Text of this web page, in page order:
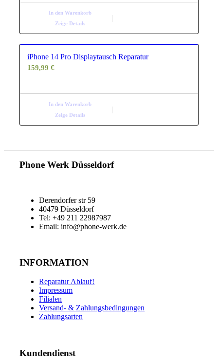
99,99 €
69,99 €.
In den Warenkorb
Zeige Details
iPhone 14 Pro Displaytausch Reparatur
159,99€
In den Warenkorb
Zeige Details
Phone Werk Düsseldorf
Derendorfer str 59
40479 Düsseldorf
Tel: +49 211 22987987
Email: info@phone-werk.de
INFORMATION
Reparatur Ablauf!
Impressum
Filialen
Versand- & Zahlungsbedingungen
Zahlungsarten
Kundendienst